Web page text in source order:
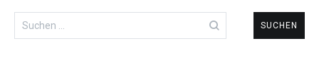
nach: